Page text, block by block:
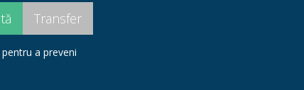
a preveni